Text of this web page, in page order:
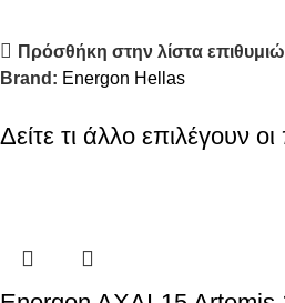
Πρόσθήκη στην λίστα
Brand: Energon Hellas
Δείτε τι άλλο επιλέγουν